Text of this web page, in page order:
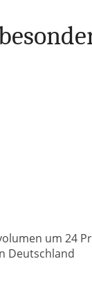
um 24
Deutschland